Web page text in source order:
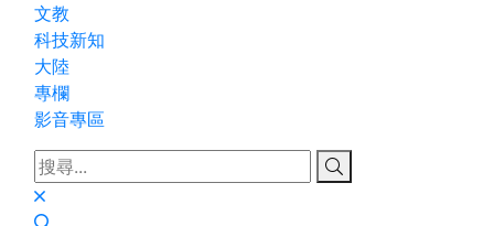
文教
科技新知
大陸
專欄
影音專區